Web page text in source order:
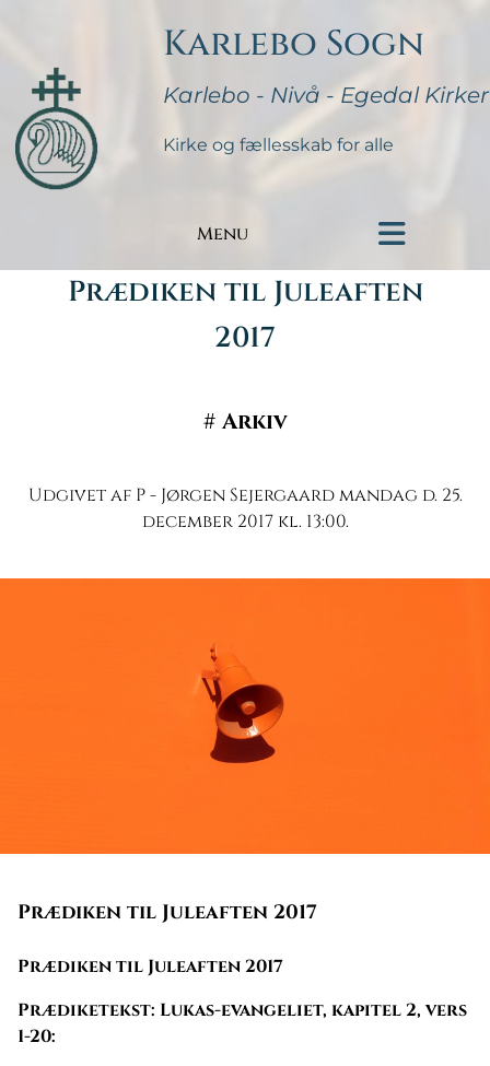
Karlebo Sogn
Karlebo - Nivå - Egedal Kirker
Kirke og fællesskab for alle
Menu
Prædiken til Juleaften
2017
#Arkiv
Udgivet af P - Jørgen Sejergaard mandag d. 25.
december 2017 kl. 13:00.
Prædiken til Juleaften 2017
Prædiken til Juleaften 2017
Prædiketekst: Lukas-evangeliet, kapitel 2, vers
1-20: